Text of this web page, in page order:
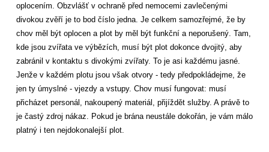
oplocením. Obzvlášť v ochraně před nemocemi zavlečenými
divokou zvěří je to bod číslo jedna. Je celkem samozřejmé, že by
chov měl být oplocen a plot by měl být funkční a neporušený. Tam,
kde jsou zvířata ve výbězích, musí být plot dokonce dvojitý, aby
zabránil v kontaktu s divokými zvířaty. To je asi každému jasné.
Jenže v každém plotu jsou však otvory - tedy předpokládejme, že
jen ty úmyslné - vjezdy a vstupy. Chov musí fungovat: musí
přicházet personál, nakoupený materiál, přijíždět služby. A právě to
je častý zdroj nákaz. Pokud je brána neustále dokořán, je vám málo
platný i ten nejdokonalejší plot.